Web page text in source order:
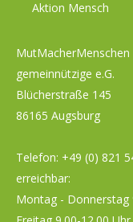
Aktion Mensch
MutMacherMenschen
gemeinnützige e.G.
Blücherstraße 145
86165 Augsburg
Telefon: +49 (0) 821
erreichbar:
Montag - Donnerstag